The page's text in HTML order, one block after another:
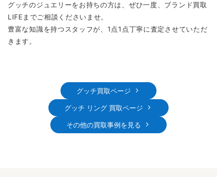
グッチのジュエリーをお持ちの方は、ぜひ一度、ブランド買取
LIFEまでご相談くださいませ。
豊富な知識を持つスタッフが、1点1点丁寧に査定させていただ
きます。
グッチ買取ページ
グッチ リング 買取ページ
その他の買取事例を見る